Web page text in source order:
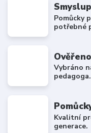
Pomůcky
potřebné
Vybráno
pedagoga.
Kvalitní
generace.